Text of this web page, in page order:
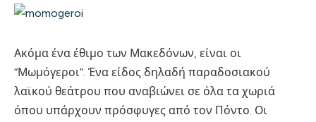
Ακόμα ένα έθιμο των Μακεδόνων, είναι οι
“Μωμόγεροι”. Ένα είδος δηλαδή παραδοσιακού
λαϊκού θεάτρου που αναβιώνει σε όλα τα χωριά
όπου υπάρχουν πρόσφυγες από τον Πόντο. Οι